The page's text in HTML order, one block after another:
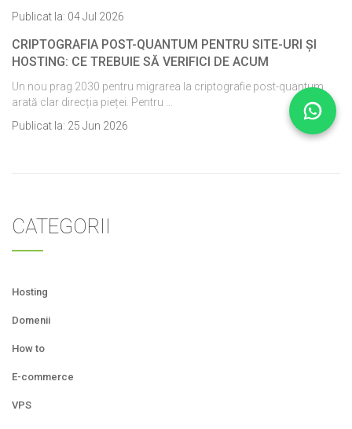
Publicat la: 04 Jul 2026
CRIPTOGRAFIA POST-QUANTUM PENTRU SITE-URI ȘI
HOSTING: CE TREBUIE SĂ VERIFICI DE ACUM
Un nou prag 2030 pentru migrarea la criptografie post-quantum
arată clar direcția pieței. Pentru …
Publicat la: 25 Jun 2026
CATEGORII
Hosting
Domenii
How to
E-commerce
VPS